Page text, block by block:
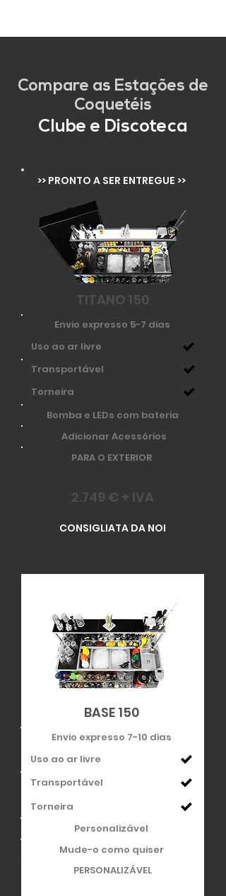
Compare as Estações de
Coquetéis
Clube e Discoteca
>> PRONTO A SER ENTREGUE >>
TITANO 150
Envio expresso 5-7 dias
Uso ao ar livre
Transportável
Torneira
Adicionar Acessórios
Bomba e LEDs com bateria
PARA O EXTERIOR
2.749 € + IVA
CONSIGLIATA DA NOI
BASE 150
Uso ao ar livre
Transportável
Envio expresso 7-10 dias
Torneira
Personalizável
Mude-o como quiser
PERSONALIZÁVEL